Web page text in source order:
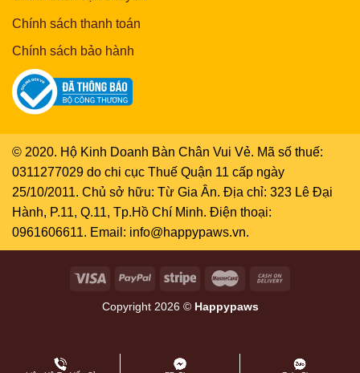
Chính sách thanh toán
Chính sách bảo hành
© 2020. Hộ Kinh Doanh Bàn Chân Vui Vẻ. Mã số thuế:
0311277029 do chi cục Thuế Quận 11 cấp ngày
25/10/2011. Chủ sở hữu: Từ Gia Ân. Địa chỉ: 323 Lê Đại
Hành, P.11, Q.11, Tp.Hồ Chí Minh. Điện thoại:
0961606611. Email: info@happypaws.vn.
Copyright 2026 © Happypaws